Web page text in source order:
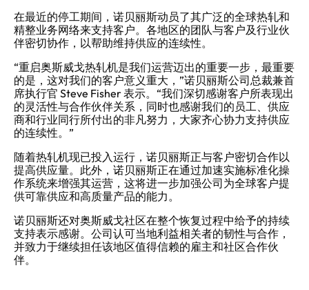
在最近的停工期间，诺贝丽斯动员了其广泛的全球热轧和
精整业务网络来支持客户。各地区的团队与客户及行业伙
伴密切协作，以帮助维持供应的连续性。
“重启奥斯威戈热轧机是我们运营迈出的重要一步，最重要
的是，这对我们的客户意义重大，”诺贝丽斯公司总裁兼首
席执行官 Steve Fisher 表示。“我们深切感谢客户所表现出
的灵活性与合作伙伴关系，同时也感谢我们的员工、供应
商和行业同行所付出的非凡努力，大家齐心协力支持供应
的连续性。”
随着热轧机现已投入运行，诺贝丽斯正与客户密切合作以
提高供应量。此外，诺贝丽斯正在通过加速实施标准化操
作系统来增强其运营，这将进一步加强公司为全球客户提
供可靠供应和高质量产品的能力。
诺贝丽斯还对奥斯威戈社区在整个恢复过程中给予的持续
支持表示感谢。公司认可当地利益相关者的韧性与合作，
并致力于继续担任该地区值得信赖的雇主和社区合作伙
伴。